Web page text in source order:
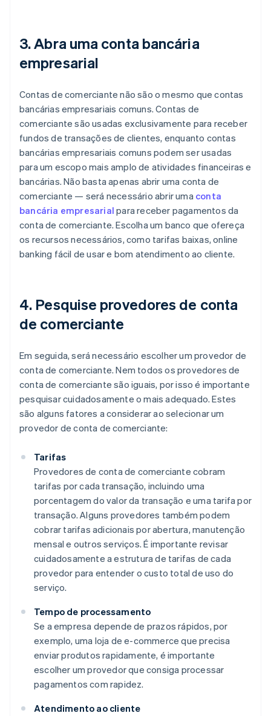
3. Abra uma conta bancária
empresarial
Contas de comerciante não são o mesmo que contas
bancárias empresariais comuns. Contas de
comerciante são usadas exclusivamente para receber
fundos de transações de clientes, enquanto contas
bancárias empresariais comuns podem ser usadas
para um escopo mais amplo de atividades financeiras e
bancárias. Não basta apenas abrir uma conta de
comerciante — será necessário abrir uma conta
bancária empresarial para receber pagamentos da
conta de comerciante. Escolha um banco que ofereça
os recursos necessários, como tarifas baixas, online
banking fácil de usar e bom atendimento ao cliente.
4. Pesquise provedores de conta
de comerciante
Em seguida, será necessário escolher um provedor de
conta de comerciante. Nem todos os provedores de
conta de comerciante são iguais, por isso é importante
pesquisar cuidadosamente o mais adequado. Estes
são alguns fatores a considerar ao selecionar um
provedor de conta de comerciante:
Tarifas
Provedores de conta de comerciante cobram
tarifas por cada transação, incluindo uma
porcentagem do valor da transação e uma tarifa por
transação. Alguns provedores também podem
cobrar tarifas adicionais por abertura, manutenção
mensal e outros serviços. É importante revisar
cuidadosamente a estrutura de tarifas de cada
provedor para entender o custo total de uso do
serviço.
Tempo de processamento
Se a empresa depende de prazos rápidos, por
exemplo, uma loja de e-commerce que precisa
enviar produtos rapidamente, é importante
escolher um provedor que consiga processar
pagamentos com rapidez.
Atendimento ao cliente